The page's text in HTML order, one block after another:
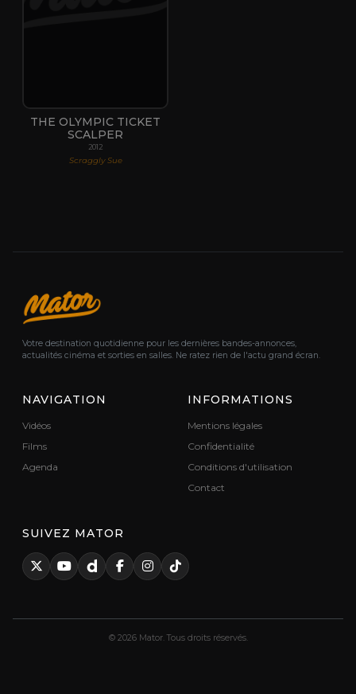
THE OLYMPIC TICKET
SCALPER
2012
Scraggly Sue
Votre destination quotidienne pour les dernières bandes-annonces,
actualités cinéma et sorties en salles. Ne ratez rien de l'actu grand écran.
NAVIGATION
Vidéos
Films
Agenda
INFORMATIONS
Mentions légales
Confidentialité
Conditions d'utilisation
Contact
SUIVEZ MATOR
© 2026 Mator. Tous droits réservés.